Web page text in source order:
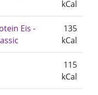
kCal
Eis -
135
kCal
115
kCal